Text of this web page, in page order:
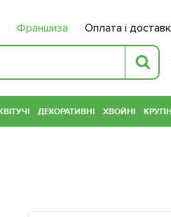
Франшиза Оплата і
ДЕКОРАТИВНІ ХВОЙНІ